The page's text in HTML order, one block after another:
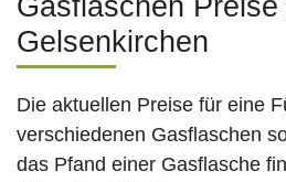
Gasflaschen Preise
Gelsenkirchen
Die aktuellen Preise für eine
verschiedenen Gasflaschen
das Pfand einer Gasflasche